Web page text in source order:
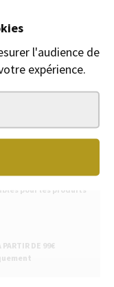
l'audience de
expérience.
pères
Mai au 30 juin
pour les produits
PARTIR DE 99€